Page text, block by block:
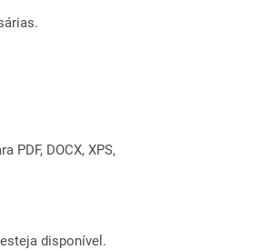
DOCX, XPS,
disponível.